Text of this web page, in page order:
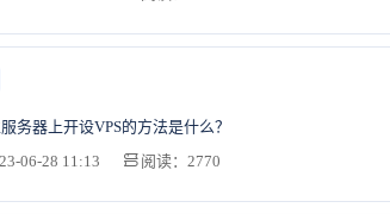
务器上开设VPS的方法是什么？
06-28 11:13
阅读：2770